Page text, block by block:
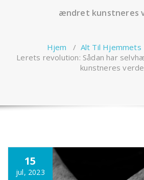
ændret kunstneres
Hjem / Alt Til
Lerets revolution: Sådan har
kunstneres
15
jul, 2023
Annonce